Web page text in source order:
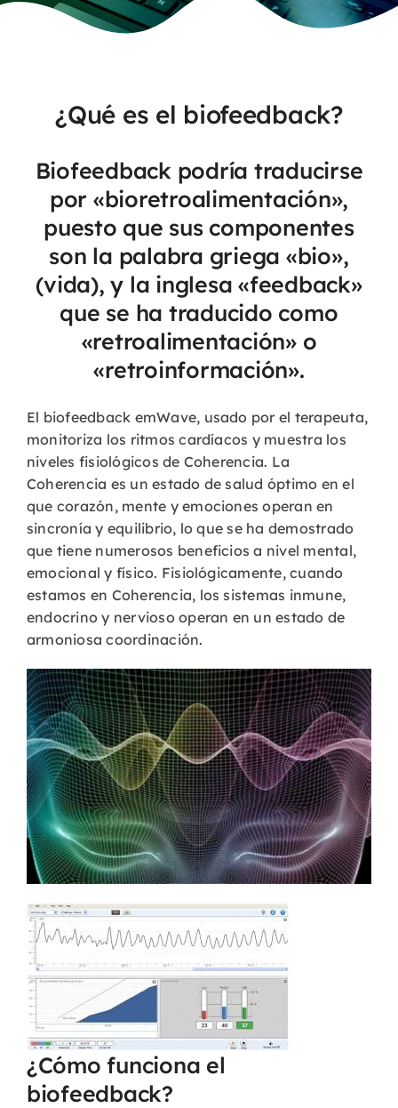
¿Qué es el biofeedback?
Biofeedback podría traducirse
por «bioretroalimentación»,
puesto que sus componentes
son la palabra griega «bio»,
(vida), y la inglesa «feedback»
que se ha traducido como
«retroalimentación» o
«retroinformación».
El biofeedback emWave, usado por el terapeuta,
monitoriza los ritmos cardíacos y muestra los
niveles fisiológicos de Coherencia. La
Coherencia es un estado de salud óptimo en el
que corazón, mente y emociones operan en
sincronía y equilibrio, lo que se ha demostrado
que tiene numerosos beneficios a nivel mental,
emocional y físico. Fisiológicamente, cuando
estamos en Coherencia, los sistemas inmune,
endocrino y nervioso operan en un estado de
armoniosa coordinación.
¿Cómo funciona el
biofeedback?